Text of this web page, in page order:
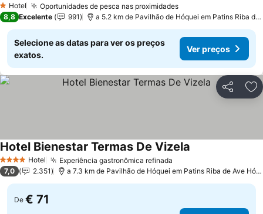
1 Estrelas
Hotel Oportunidades de pesca nas proximidades
8,8 Excelente 991 a 5.2 km de Pavilhão de Hóquei em Patins Riba de Ave Hóquei Clube
Selecione as datas para ver os preços
exatos.
Ver preços
Partilhar
4 EstrelasHotel Experiência gastronômica refinada
Hotel Bienestar Termas De Vizela
7,0 2.351 a 7.3 km de Pavilhão de Hóquei em Patins Riba de Ave Hóquei Clube
De € 71